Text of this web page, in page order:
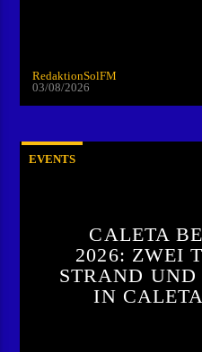
RedaktionSolFM
03/08/2026
EVENTS
CALETA
2026: ZWEI
STRAND UND
IN